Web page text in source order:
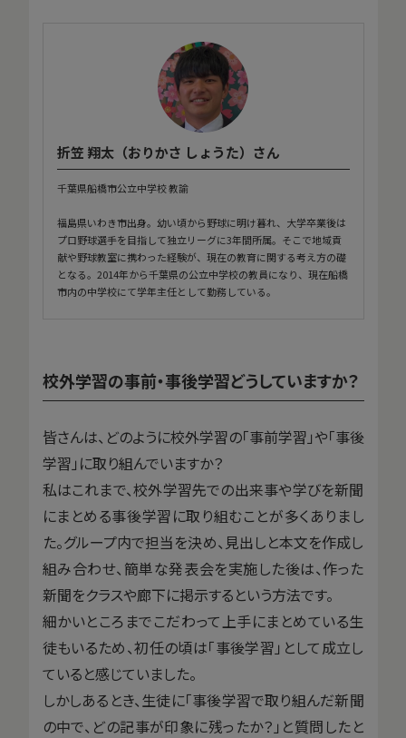
折笠 翔太（おりかさ しょうた）さん
千葉県船橋市公立中学校 教諭
福島県いわき市出身。幼い頃から野球に明け暮れ、大学卒業後は
プロ野球選手を目指して独立リーグに3年間所属。そこで地域貢
献や野球教室に携わった経験が、現在の教育に関する考え方の礎
となる。2014年から千葉県の公立中学校の教員になり、現在船橋
市内の中学校にて学年主任として勤務している。
校外学習の事前・事後学習どうしていますか？
皆さんは、どのように校外学習の「事前学習」や「事後
学習」に取り組んでいますか？
私はこれまで、校外学習先での出来事や学びを新聞
にまとめる事後学習に取り組むことが多くありまし
た。グループ内で担当を決め、見出しと本文を作成し
組み合わせ、簡単な発表会を実施した後は、作った
新聞をクラスや廊下に掲示するという方法です。
細かいところまでこだわって上手にまとめている生
徒もいるため、初任の頃は「事後学習」として成立し
ていると感じていました。
しかしあるとき、生徒に「事後学習で取り組んだ新聞
の中で、どの記事が印象に残ったか？」と質問したと